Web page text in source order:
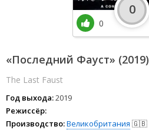
«Последний Фауст» (2019)
The Last Faust
Год выхода:2019
Режиссёр:
Производство:Великобритания 🇬🇧
0
0